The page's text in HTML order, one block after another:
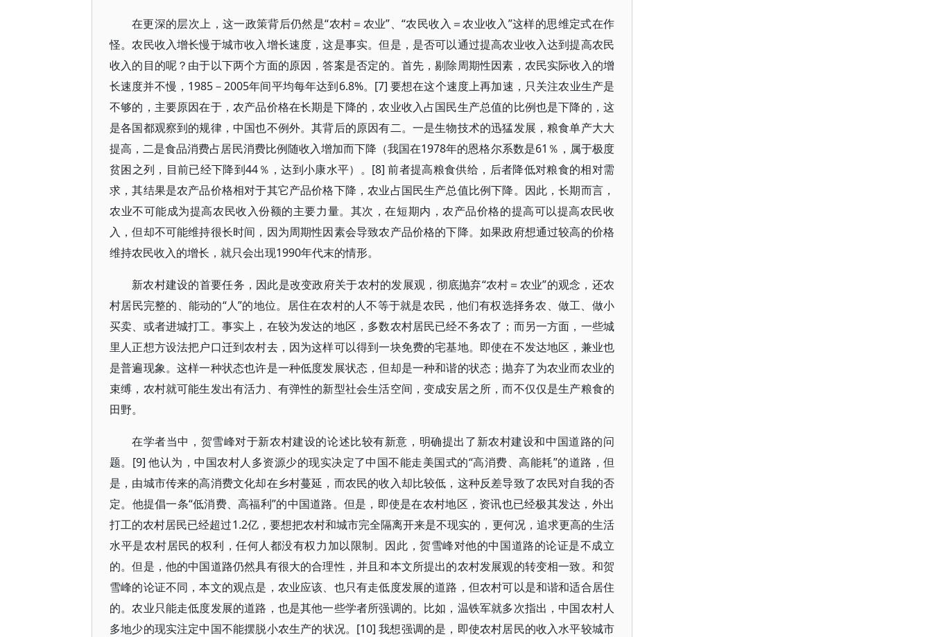
在更深的层次上，这一政策背后仍然是“农村＝农业”、“农民收入＝农业收入”这样的思维定式在作
怪。农民收入增长慢于城市收入增长速度，这是事实。但是，是否可以通过提高农业收入达到提高农民
收入的目的呢？由于以下两个方面的原因，答案是否定的。首先，剔除周期性因素，农民实际收入的增
长速度并不慢，1985－2005年间平均每年达到6.8%。[7] 要想在这个速度上再加速，只关注农业生产是
不够的，主要原因在于，农产品价格在长期是下降的，农业收入占国民生产总值的比例也是下降的，这
是各国都观察到的规律，中国也不例外。其背后的原因有二。一是生物技术的迅猛发展，粮食单产大大
提高，二是食品消费占居民消费比例随收入增加而下降（我国在1978年的恩格尔系数是61％，属于极度
贫困之列，目前已经下降到44％，达到小康水平）。[8] 前者提高粮食供给，后者降低对粮食的相对需
求，其结果是农产品价格相对于其它产品价格下降，农业占国民生产总值比例下降。因此，长期而言，
农业不可能成为提高农民收入份额的主要力量。其次，在短期内，农产品价格的提高可以提高农民收
入，但却不可能维持很长时间，因为周期性因素会导致农产品价格的下降。如果政府想通过较高的价格
维持农民收入的增长，就只会出现1990年代末的情形。
新农村建设的首要任务，因此是改变政府关于农村的发展观，彻底抛弃“农村＝农业”的观念，还农
村居民完整的、能动的“人”的地位。居住在农村的人不等于就是农民，他们有权选择务农、做工、做小
买卖、或者进城打工。事实上，在较为发达的地区，多数农村居民已经不务农了；而另一方面，一些城
里人正想方设法把户口迁到农村去，因为这样可以得到一块免费的宅基地。即使在不发达地区，兼业也
是普遍现象。这样一种状态也许是一种低度发展状态，但却是一种和谐的状态；抛弃了为农业而农业的
束缚，农村就可能生发出有活力、有弹性的新型社会生活空间，变成安居之所，而不仅仅是生产粮食的
田野。
在学者当中，贺雪峰对于新农村建设的论述比较有新意，明确提出了新农村建设和中国道路的问
题。[9] 他认为，中国农村人多资源少的现实决定了中国不能走美国式的“高消费、高能耗”的道路，但
是，由城市传来的高消费文化却在乡村蔓延，而农民的收入却比较低，这种反差导致了农民对自我的否
定。他提倡一条“低消费、高福利”的中国道路。但是，即使是在农村地区，资讯也已经极其发达，外出
打工的农村居民已经超过1.2亿，要想把农村和城市完全隔离开来是不现实的，更何况，追求更高的生活
水平是农村居民的权利，任何人都没有权力加以限制。因此，贺雪峰对他的中国道路的论证是不成立
的。但是，他的中国道路仍然具有很大的合理性，并且和本文所提出的农村发展观的转变相一致。和贺
雪峰的论证不同，本文的观点是，农业应该、也只有走低度发展的道路，但农村可以是和谐和适合居住
的。农业只能走低度发展的道路，也是其他一些学者所强调的。比如，温铁军就多次指出，中国农村人
多地少的现实注定中国不能摆脱小农生产的状况。[10] 我想强调的是，即使农村居民的收入水平较城市